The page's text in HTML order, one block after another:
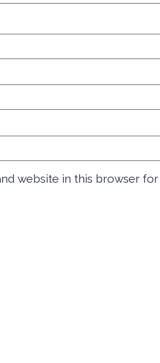
website in this browser